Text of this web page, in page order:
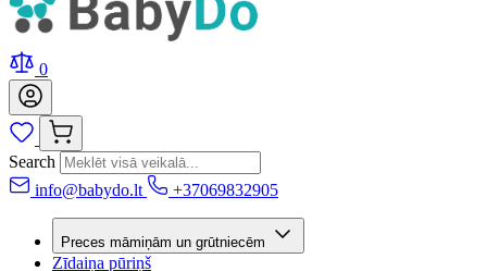
0
Search
info@babydo.lt
+37069832905
Preces māmiņām un grūtniecēm
Zīdaiņa pūriņš